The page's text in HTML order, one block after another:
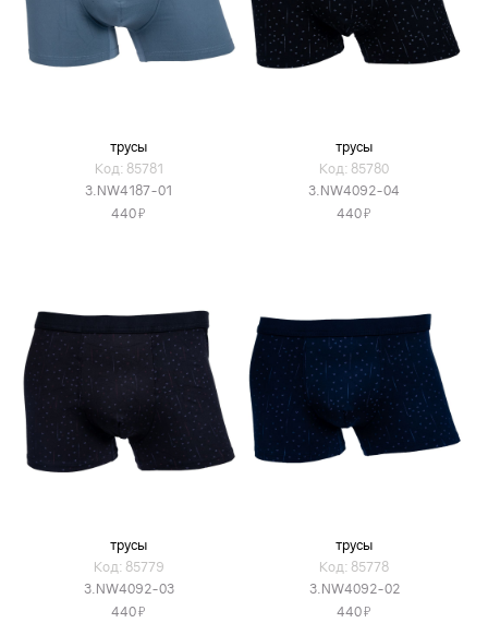
трусы
Код: 85781
3.NW4187-01
440Я
трусы
Код: 85780
3.NW4092-04
440Я
трусы
Код: 85779
3.NW4092-03
440Я
трусы
Код: 85778
3.NW4092-02
440Я